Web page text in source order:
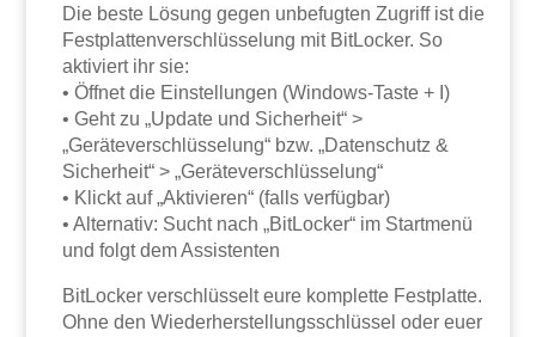
Die beste Lösung gegen unbefugten Zugriff ist die
Festplattenverschlüsselung mit BitLocker. So
aktiviert ihr sie:
• Öffnet die Einstellungen (Windows-Taste + I)
• Geht zu „Update und Sicherheit“ >
„Geräteverschlüsselung“ bzw. „Datenschutz &
Sicherheit“ > „Geräteverschlüsselung“
• Klickt auf „Aktivieren“ (falls verfügbar)
• Alternativ: Sucht nach „BitLocker“ im Startmenü
und folgt dem Assistenten
BitLocker verschlüsselt eure komplette Festplatte.
Ohne den Wiederherstellungsschlüssel oder euer